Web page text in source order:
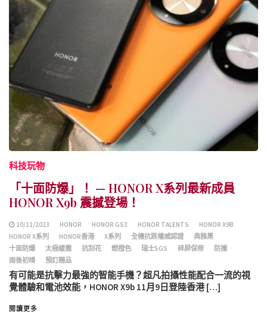
科技玩物
「十面防爆」！ — HONOR X系列最新成員
HONOR X9b 震撼登場！
10/11/2023 HONOR HONOR GS3 HONOR TALENTS
HONOR X9B
HONOR X系列
HONOR香港 X系列 全機抗跌權威認證
典雅黑
十面防爆
太極緩震 抗刮花 燃橙色 瑞士SGS 碎屏保修
防撞
雨後初晴
預訂贈品
有可能是抗擊力最強的智能手機？超凡拍攝性能配合一流的視
覺體驗和電池效能，HONOR X9b 11月9日登陸香港 […]
閱讀更多